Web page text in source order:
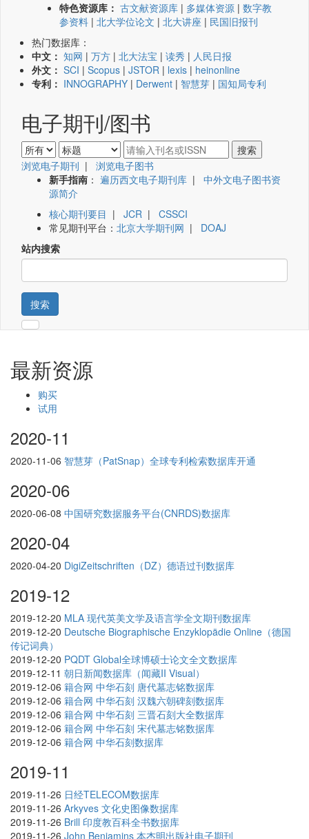
特色资源库： 古文献资源库 | 多媒体资源 | 数字教
参资料 | 北大学位论文 | 北大讲座 | 民国旧报刊
热门数据库：
中文： 知网 | 万方 | 北大法宝 | 读秀 | 人民日报
外文： SCI | Scopus | JSTOR | lexis | heinonline
专利： INNOGRAPHY | Derwent | 智慧芽 | 国知局专利
电子期刊/图书
浏览电子期刊 | 浏览电子图书
新手指南 ： 遍历西文电子期刊库 | 中外文电子图书资
源简介
核心期刊要目 | JCR | CSSCI
常见期刊平台： 北京大学期刊网 | DOAJ
站内搜索
搜索
最新资源
购买
试用
2020-11
2020-11-06 智慧芽（PatSnap）全球专利检索数据库开通
2020-06
2020-06-08 中国研究数据服务平台(CNRDS)数据库
2020-04
2020-04-20 DigiZeitschriften（DZ）德语过刊数据库
2019-12
2019-12-20 MLA 现代英美文学及语言学全文期刊数据库
2019-12-20 Deutsche Biographische Enzyklopädie Online（德国
传记词典）
2019-12-20 PQDT Global全球博硕士论文全文数据库
2019-12-11 朝日新闻数据库（闻藏II Visual）
2019-12-06 籍合网 中华石刻 唐代墓志铭数据库
2019-12-06 籍合网 中华石刻 汉魏六朝碑刻数据库
2019-12-06 籍合网 中华石刻 三晋石刻大全数据库
2019-12-06 籍合网 中华石刻 宋代墓志铭数据库
2019-12-06 籍合网 中华石刻数据库
2019-11
2019-11-26 日经TELECOM数据库
2019-11-26 Arkyves 文化史图像数据库
2019-11-26 Brill 印度教百科全书数据库
2019-11-26 John Benjamins 本杰明出版社电子期刊